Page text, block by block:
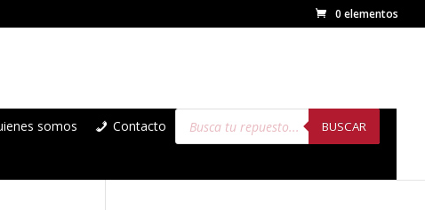
0 elementos
somos Contacto
Búsqueda
productos
BUSCAR